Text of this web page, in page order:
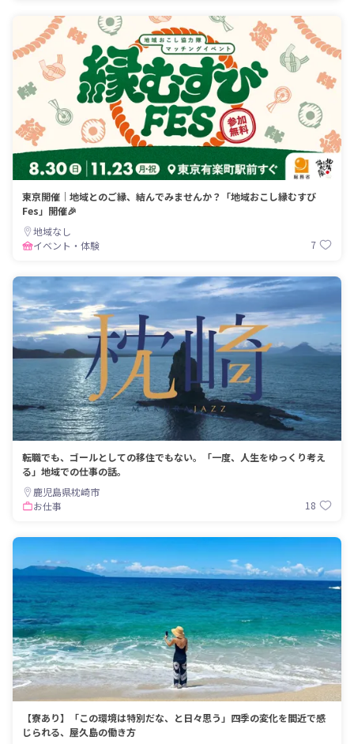
東京開催｜地域とのご縁、結んでみませんか？「地域おこし縁むすび
Fes」開催🎉
地域なし
イベント・体験
7
転職でも、ゴールとしての移住でもない。「一度、人生をゆっくり考え
る」地域での仕事の話。
鹿児島県枕崎市
お仕事
18
【寮あり】「この環境は特別だな、と日々思う」四季の変化を間近で感
じられる、屋久島の働き方